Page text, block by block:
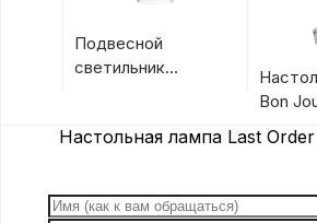
Подвесной
светильник
Flos
Bon
от Flos
Настольная лампа Last